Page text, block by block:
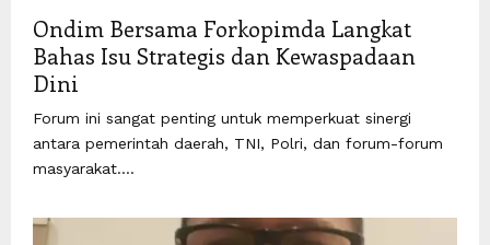
Ondim Bersama Forkopimda Langkat
Bahas Isu Strategis dan Kewaspadaan
Dini
Forum ini sangat penting untuk memperkuat sinergi
antara pemerintah daerah, TNI, Polri, dan forum-forum
masyarakat....